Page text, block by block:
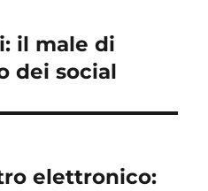
il male di
dei social
elettronico: